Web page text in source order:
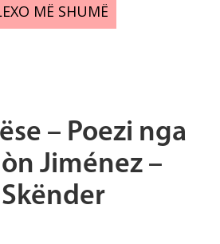
MË SHUMË
– Poezi nga
Jiménez –